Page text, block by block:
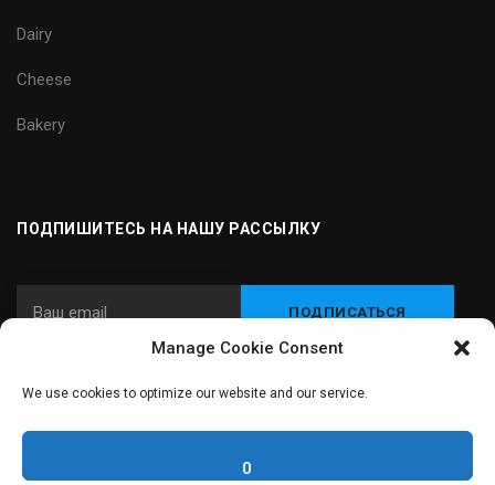
Manage Cookie Consent
We use cookies to optimize our website and our service.
0
Dairy
Cheese
Bakery
ПОДПИШИТЕСЬ НА НАШУ РАССЫЛКУ
пищевой промышленности